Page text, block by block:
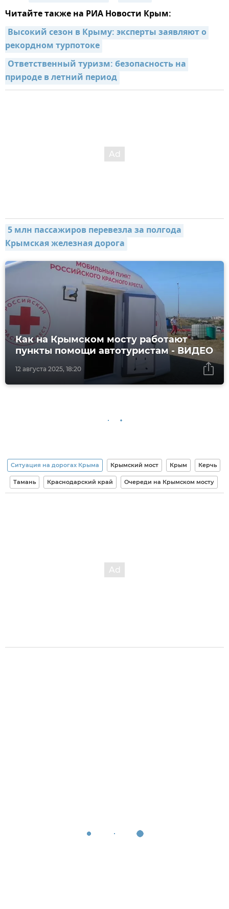
Читайте также на РИА Новости Крым:
Высокий сезон в Крыму: эксперты заявляют о
рекордном турпотоке
Ответственный туризм: безопасность на
природе в летний период
5 млн пассажиров перевезла за полгода
Крымская железная дорога
12 августа 2025, 18:20
Как на Крымском мосту работают
пункты помощи автотуристам - ВИДЕО
Ситуация на дорогах Крыма Крымский мост Крым Керчь
Тамань Краснодарский край Очереди на Крымском мосту